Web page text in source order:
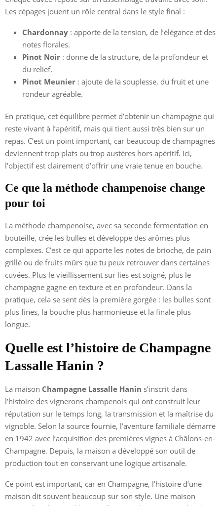
Les cépages jouent un rôle central dans le style final :
Chardonnay : apporte de la tension, de l’élégance et des
notes florales.
Pinot Noir : donne de la structure, de la profondeur et
du relief.
Pinot Meunier : ajoute de la souplesse, du fruit et une
rondeur agréable.
En pratique, cet équilibre permet d’obtenir un champagne qui
reste vivant à l’apéritif, mais qui tient aussi très bien sur un
repas. C’est un point important, car beaucoup de champagnes
deviennent trop plats ou trop austères hors apéritif. Ici,
l’objectif est clairement d’offrir une vraie tenue en bouche.
Ce que la méthode champenoise change
pour toi
La méthode champenoise, avec sa seconde fermentation en
bouteille, crée les bulles et développe des arômes plus
complexes. C’est ce qui apporte les notes de brioche, de pain
grillé ou de fruits mûrs que tu peux retrouver dans certaines
cuvées. Plus le vieillissement sur lies est soigné, plus le
champagne gagne en texture et en profondeur. Dans la
pratique, cela se sent dès la première gorgée : les bulles sont
plus fines, la bouche plus harmonieuse et la finale plus
longue.
Quelle est l’histoire de Champagne
Lassalle Hanin ?
La maison Champagne Lassalle Hanin s’inscrit dans
l’histoire des vignerons champenois qui ont construit leur
réputation sur le temps long, la transmission et la maîtrise du
vignoble. Selon la source fournie, l’aventure familiale démarre
en 1942 avec l’acquisition des premières vignes à Châlons-en-
Champagne. Depuis, la maison a développé son outil de
production tout en conservant une logique artisanale.
Ce point est important, car en Champagne, l’histoire d’une
maison dit souvent beaucoup sur son style. Une maison